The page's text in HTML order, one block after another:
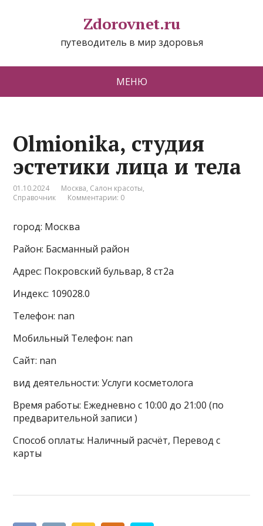
Zdorovnet.ru
путеводитель в мир здоровья
МЕНЮ
Olmionika, студия
эстетики лица и тела
01.10.2024 Москва, Салон красоты,
Справочник
Комментарии: 0
город: Москва
Район: Басманный район
Адрес: Покровский бульвар, 8 ст2а
Индекс: 109028.0
Телефон: nan
Мобильный Телефон: nan
Сайт: nan
вид деятельности: Услуги косметолога
Время работы: Ежедневно с 10:00 до 21:00 (по
предварительной записи )
Способ оплаты: Наличный расчёт, Перевод с
карты